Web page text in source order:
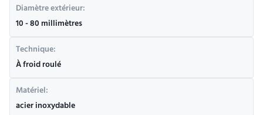
Diamètre extérieur:
10 - 80 millimètres
Technique:
À froid roulé
Matériel:
acier inoxydable